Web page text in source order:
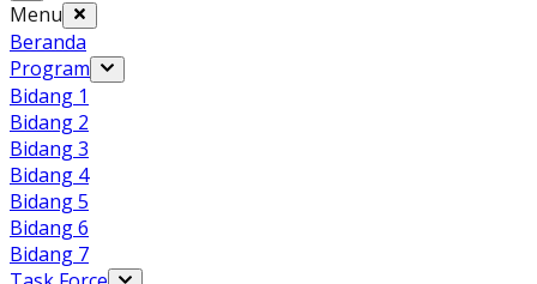
Menu
Beranda
Program
Bidang 1
Bidang 2
Bidang 3
Bidang 4
Bidang 5
Bidang 6
Bidang 7